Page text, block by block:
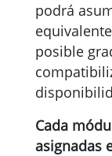
podrá
posible
Cada
asignadas